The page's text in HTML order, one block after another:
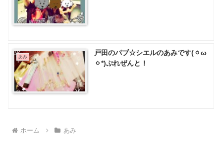
あみ
戸田のパブ☆シエルのあみです(ㆁω
ㆁ*)ぷれぜんと！
ホーム あみ